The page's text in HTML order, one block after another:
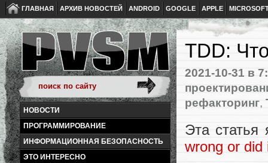
ГЛАВНАЯ АРХИВ НОВОСТЕЙ ANDROID GOOGLE APPLE
НОВОСТИ
ПРОГРАММИРОВАНИЕ
ИНФОРМАЦИОННАЯ БЕЗОПАСНОСТЬ
ЭТО ИНТЕРЕСНО
TDD:
2021-10-31 в
рефакторинг,
Эта статья
wrong or did